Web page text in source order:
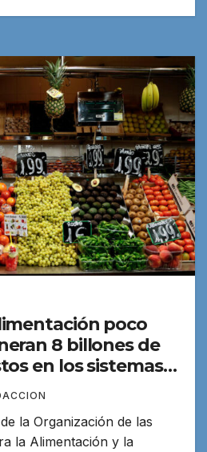
poco
8 billones de
en los sistemas
mundiales
la Organización de las
la Alimentación y la